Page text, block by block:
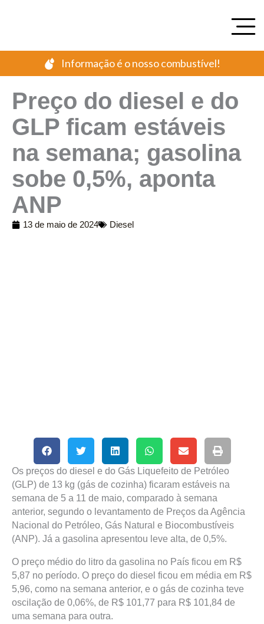
Informação é o nosso combustível!
Preço do diesel e do
GLP ficam estáveis
na semana; gasolina
sobe 0,5%, aponta
ANP
13 de maio de 2024 Diesel
Os preços do diesel e do Gás Liquefeito de Petróleo
(GLP) de 13 kg (gás de cozinha) ficaram estáveis na
semana de 5 a 11 de maio, comparado à semana
anterior, segundo o levantamento de Preços da Agência
Nacional do Petróleo, Gás Natural e Biocombustíveis
(ANP). Já a gasolina apresentou leve alta, de 0,5%.
O preço médio do litro da gasolina no País ficou em R$
5,87 no período. O preço do diesel ficou em média em R$
5,96, como na semana anterior, e o gás de cozinha teve
oscilação de 0,06%, de R$ 101,77 para R$ 101,84 de
uma semana para outra.